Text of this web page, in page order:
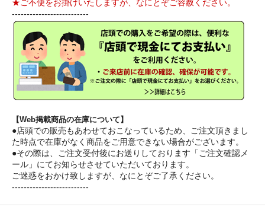
★ご不便をお掛けいたしますが、なにとぞご容赦ください。
--------------------------
【Web掲載商品の在庫について】
●店頭での販売もあわせておこなっているため、ご注文頂きまし
た時点で在庫がなく商品をご用意できない場合がございます。
●その際は、ご注文受付後にお送りしております「ご注文確認メ
ール」にてお知らせさせていただいております。
ご迷惑をおかけ致しますが、なにとぞご了承ください。
--------------------------